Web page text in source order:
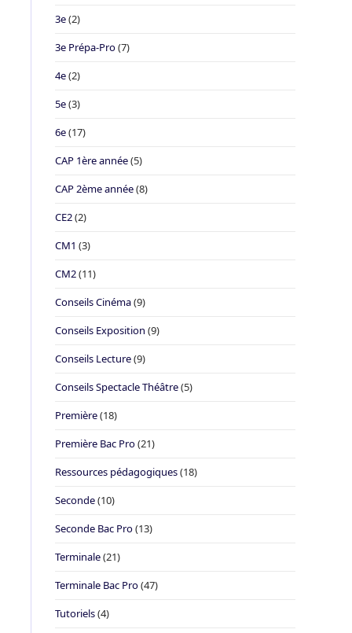
3e(2)
3e Prépa-Pro(7)
4e(2)
5e(3)
6e(17)
CAP 1ère année(5)
CAP 2ème année(8)
CE2(2)
CM1 (3)
CM2(11)
Conseils Cinéma(9)
Conseils Exposition (9)
Conseils Lecture(9)
Conseils Spectacle Théâtre(5)
Première(18)
Première Bac Pro(21)
Ressources pédagogiques(18)
Seconde(10)
Seconde Bac Pro(13)
Terminale(21)
Terminale Bac Pro(47)
Tutoriels(4)